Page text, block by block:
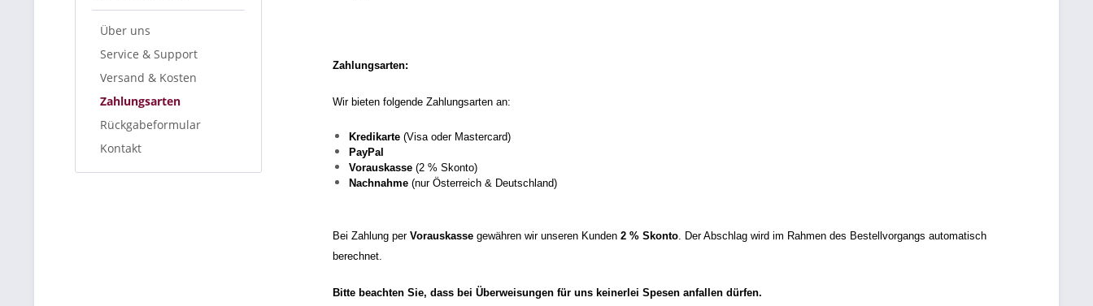
Über uns
Service & Support
Versand & Kosten
Zahlungsarten
Rückgabeformular
Kontakt
Zahlungsarten:
Wir bieten folgende Zahlungsarten an:
Kredikarte (Visa oder Mastercard)
PayPal
Vorauskasse (2 % Skonto)
Nachnahme (nur Österreich & Deutschland)
Bei Zahlung per Vorauskasse gewähren wir unseren Kunden 2 % Skonto. Der Abschlag wird im Rahmen des Bestellvorgangs automatisch
berechnet.
Bitte beachten Sie, dass bei Überweisungen für uns keinerlei Spesen anfallen dürfen.